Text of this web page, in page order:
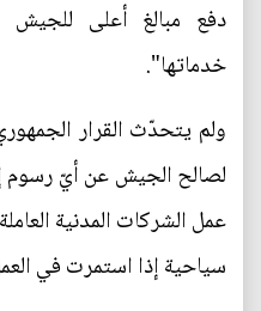
دفع مبالغ أعلى للجيش
خدماتها".
ولم يتحدّث القرار
لصالح الجيش عن أيّ
عمل الشركات المدنية
سياحية إذا استمرت في